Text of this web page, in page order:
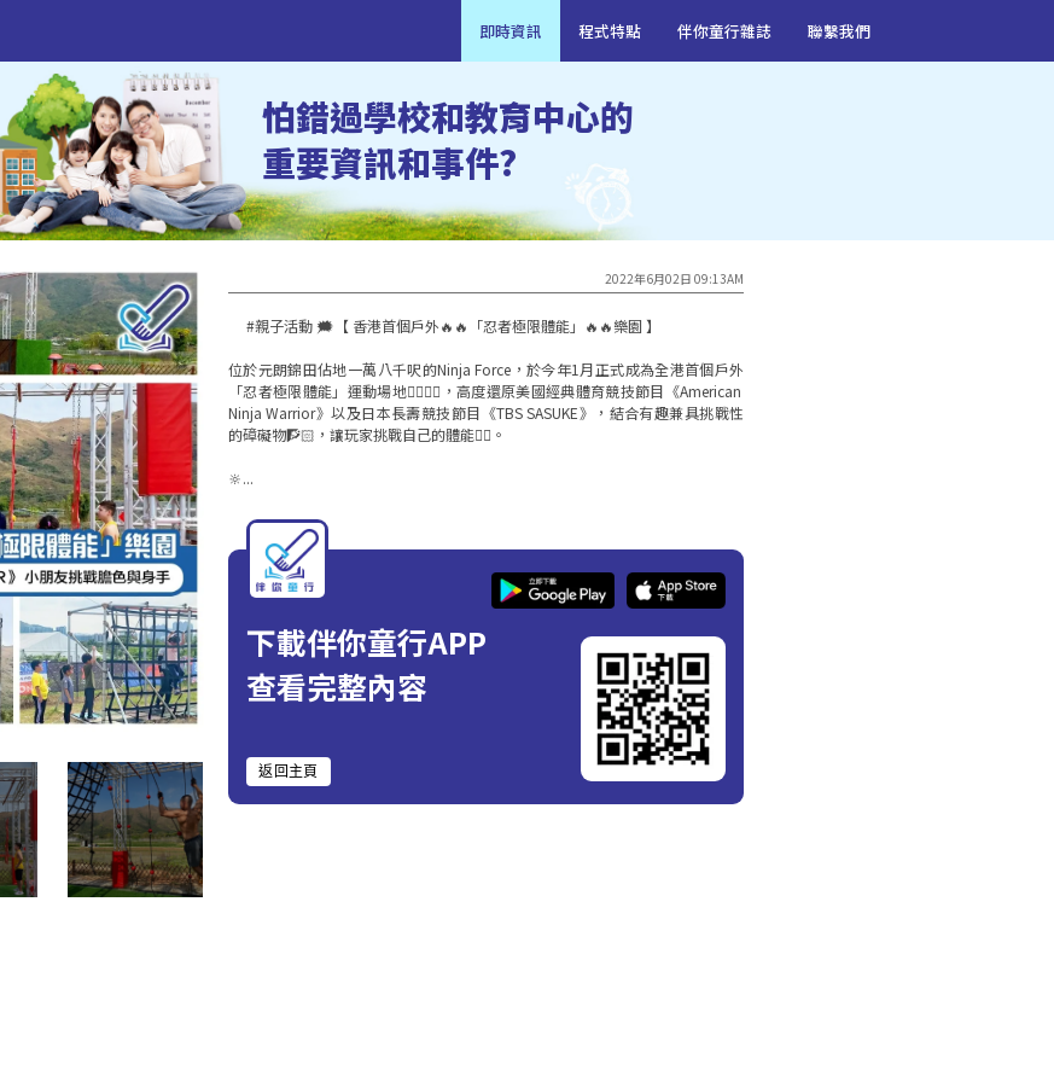
即時資訊 程式特點 伴你童行雜誌 聯繫我們
怕錯過學校和教育中心的
重要資訊和事件?
2022年6月02日 09:13AM
位於元朗錦田佔地一萬八千呎的Ninja Force，於今年1月正式成為全港首個戶外
「忍者極限體能」運動場地🏃‍♂️🏃‍♂️，高度還原美國經典體育競技節目《American
Ninja Warrior》以及日本長壽競技節目《TBS SASUKE》，結合有趣兼具挑戰性
的𥕞礙物🧗🏻，讓玩家挑戰自己的體能🤾‍♀️。
🔆...
下載伴你童行APP
查看完整內容
返回主頁